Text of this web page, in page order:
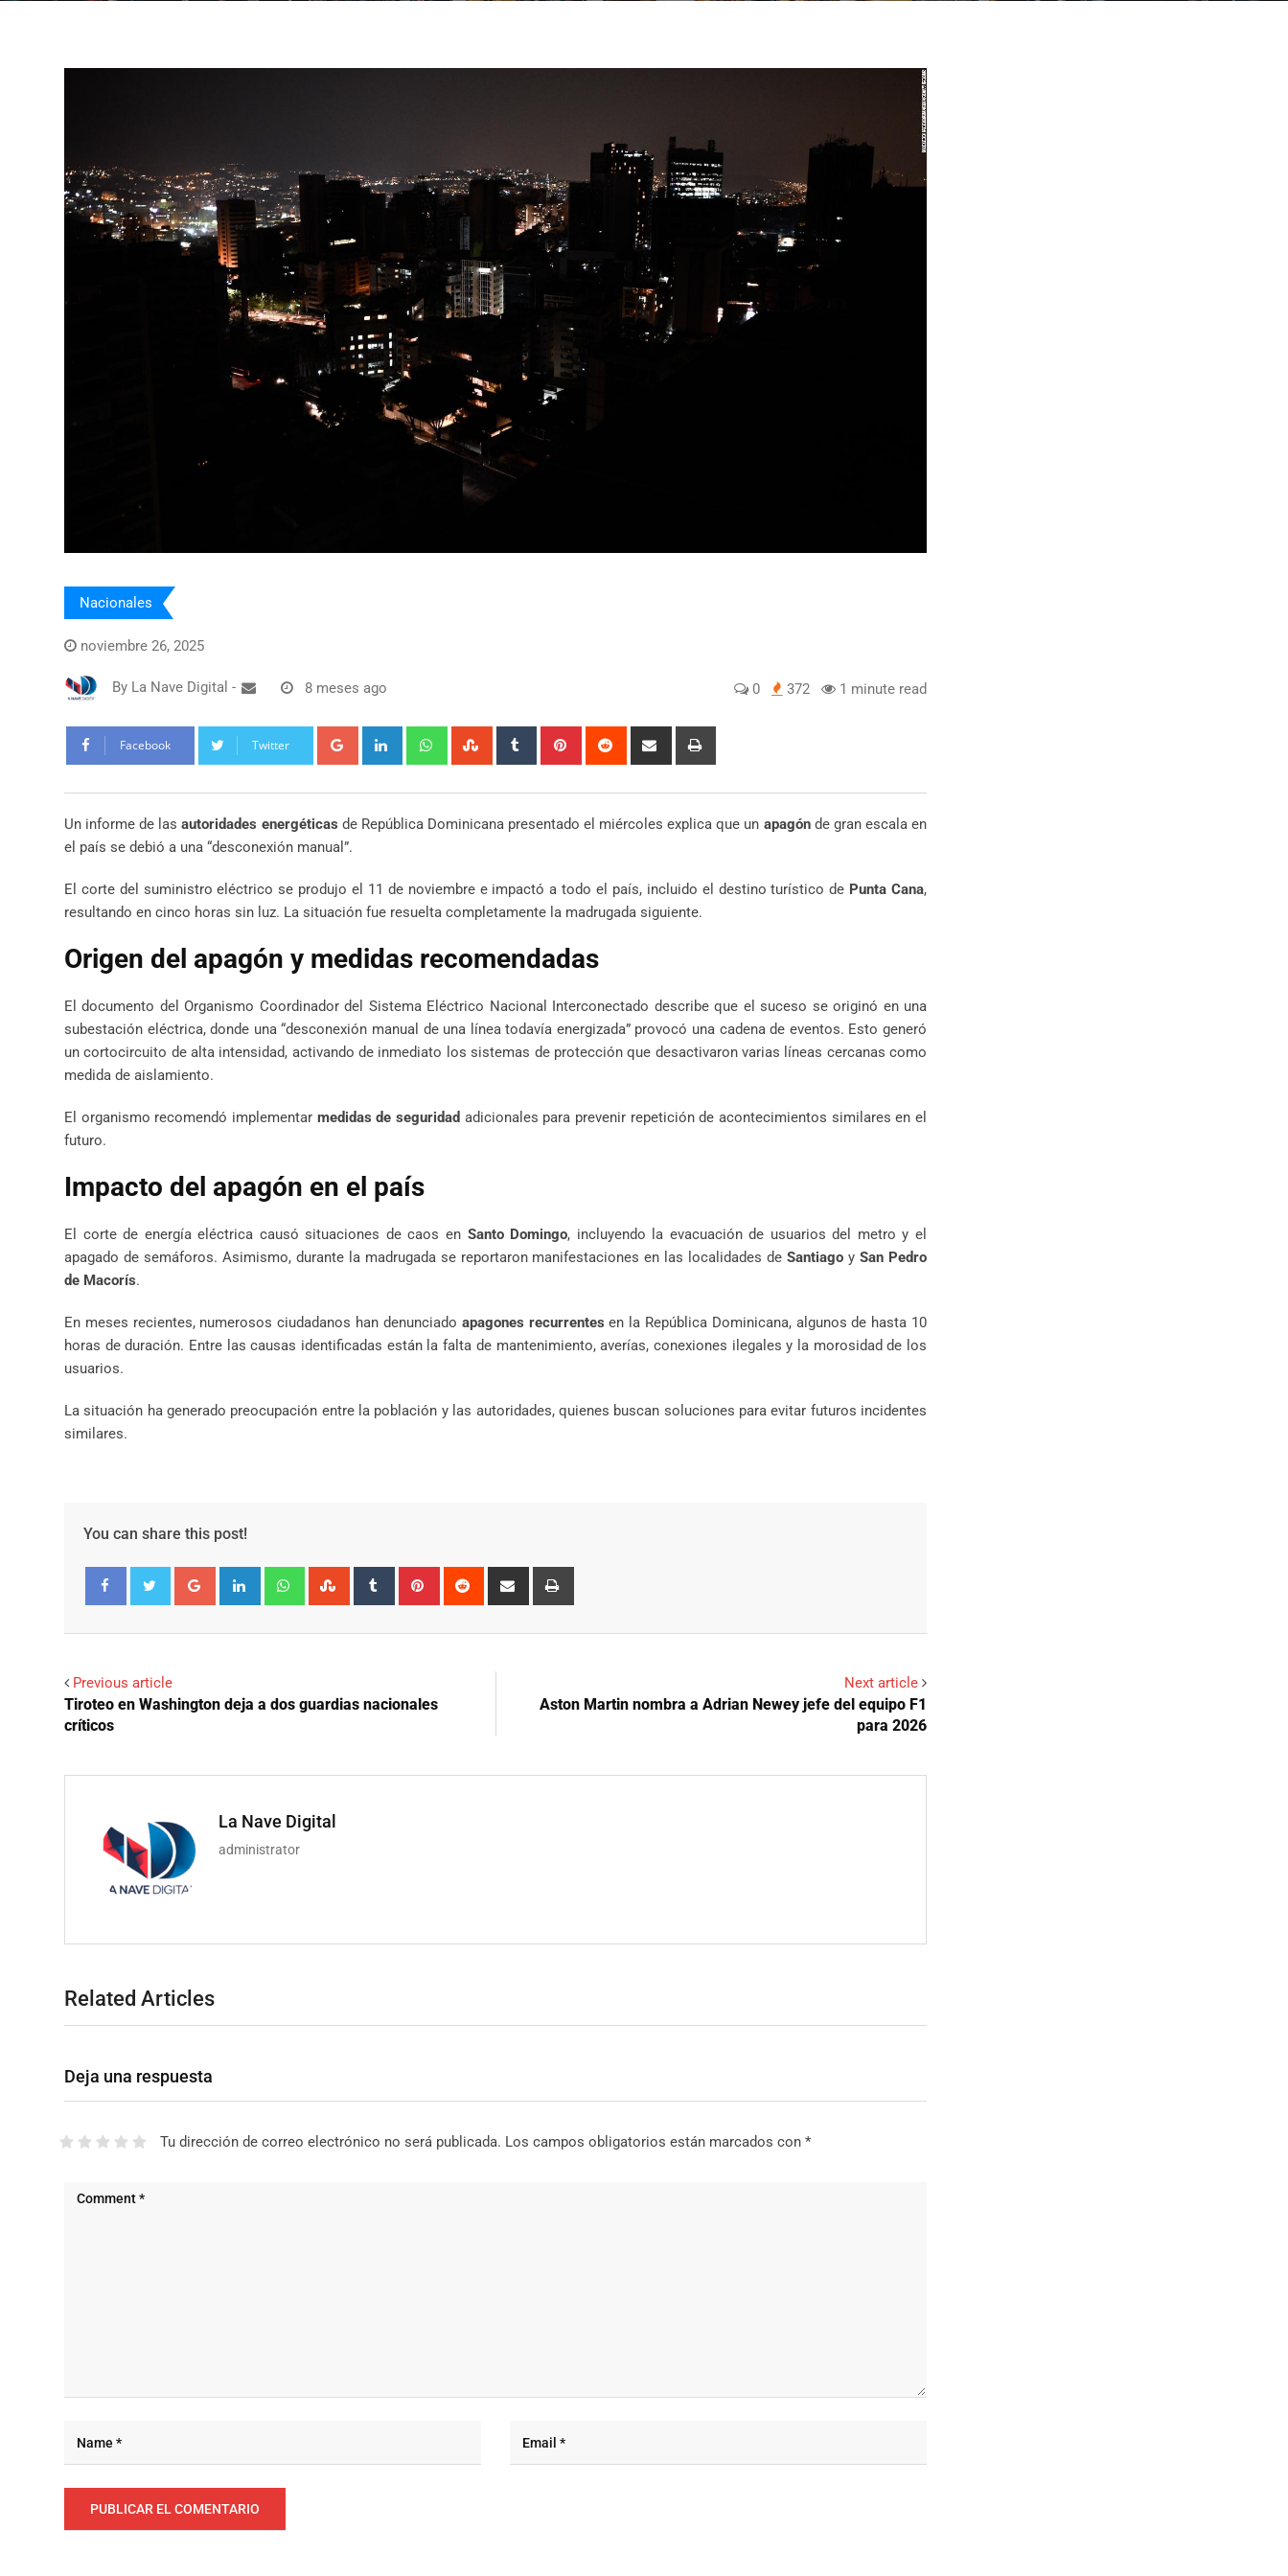
Nacionales
noviembre 26, 2025
By La Nave Digital - 8 meses ago 0 372 1 minute read
Facebook Twitter Google+ LinkedIn WhatsappStumbleUpon
Tumblr Pinterest Reddit
Share
Un informe de lasautoridades energéticas de República Dominicana presentado el miércoles explica que un apagónde gran escala en
el país se debió a una “desconexión manual”.
El corte del suministro eléctrico se produjo el 11 de noviembre e impactó a todo el país, incluido el destino turístico de Punta Cana,
resultando en cinco horas sin luz. La situación fue resuelta completamente la madrugada siguiente.
Origen del apagón y medidas recomendadas
El documento del Organismo Coordinador del Sistema Eléctrico Nacional Interconectado describe que el suceso se originó en una
subestación eléctrica, donde una “desconexión manual de una línea todavía energizada” provocó una cadena de eventos. Esto generó
un cortocircuito de alta intensidad, activando de inmediato los sistemas de protección que desactivaron varias líneas cercanas como
medida de aislamiento.
El organismo recomendó implementar medidas de seguridad adicionales para prevenir repetición de acontecimientos similares en el
futuro.
Impacto del apagón en el país
El corte de energía eléctrica causó situaciones de caos en Santo Domingo, incluyendo la evacuación de usuarios del metro y el
apagado de semáforos. Asimismo, durante la madrugada se reportaron manifestaciones en las localidades deSantiago ySan Pedro
de Macorís.
En meses recientes, numerosos ciudadanos han denunciado apagones recurrentes en la República Dominicana, algunos de hasta 10
horas de duración. Entre las causas identificadas están la falta de mantenimiento, averías, conexiones ilegales y la morosidad de los
usuarios.
La situación ha generado preocupación entre la población y las autoridades, quienes buscan soluciones para evitar futuros incidentes
similares.
You can share this post!
Google+ LinkedIn WhatsappStumbleUpon
Tumblr Pinterest Reddit
Share
Previous article
Tiroteo en Washington deja a dos guardias nacionales
críticos
Next article
Aston Martin nombra a Adrian Newey jefe del equipo F1
para 2026
La Nave Digital
administrator
Related Articles
Deja una respuesta
Tu dirección de correo electrónico no será publicada. Los campos obligatorios están marcados con *